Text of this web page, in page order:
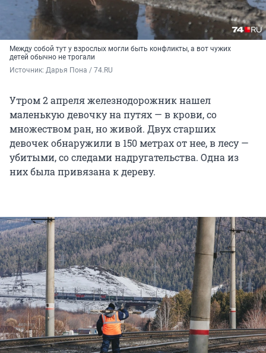
Между собой тут у взрослых могли быть конфликты, а вот чужих
детей обычно не трогали
Источник: Дарья Пона / 74.RU
Утром 2 апреля железнодорожник нашел
маленькую девочку на путях — в крови, со
множеством ран, но живой. Двух старших
девочек обнаружили в 150 метрах от нее, в лесу —
убитыми, со следами надругательства. Одна из
них была привязана к дереву.